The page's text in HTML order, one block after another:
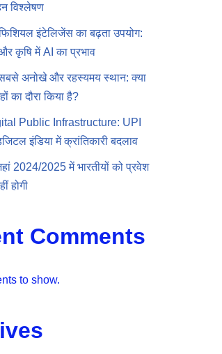
विश्लेषण
इंटेलिजेंस का बढ़ता उपयोग:
और कृषि में AI का प्रभाव
अनोखे और रहस्यमय स्थान: क्या
का दौरा किया है?
Public Infrastructure: UPI
इंडिया में क्रांतिकारी बदलाव
2024/2025 में भारतीयों को प्रवेश
होगी
Comments
to show.